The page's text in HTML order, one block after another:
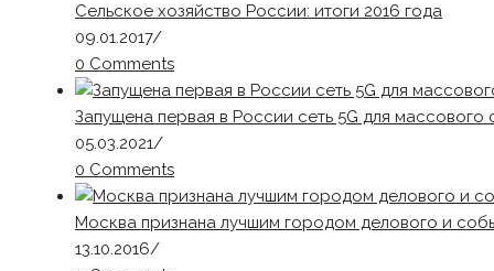
Сельское хозяйство России: итоги 2016 года
09.01.2017/
0 Comments
Запущена первая в России сеть 5G для массового
05.03.2021/
0 Comments
Москва признана лучшим городом делового и
13.10.2016/